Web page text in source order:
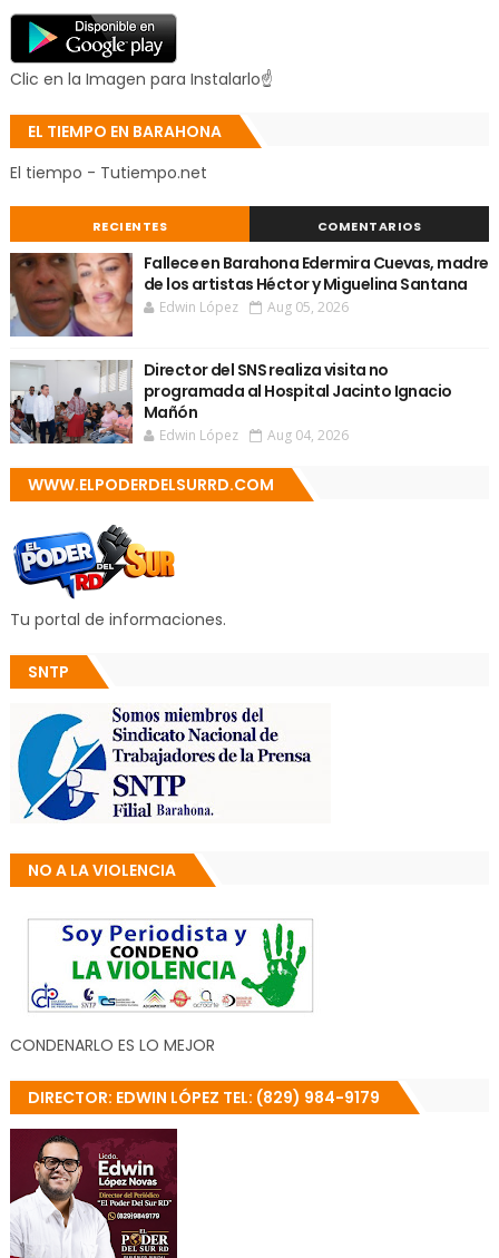
Clic en la Imagen para Instalarlo☝
EL TIEMPO EN BARAHONA
El tiempo - Tutiempo.net
RECIENTES COMENTARIOS
Fallece en Barahona Edermira Cuevas, madre
de los artistas Héctor y Miguelina Santana
Edwin López Aug 05, 2026
Director del SNS realiza visita no
programada al Hospital Jacinto Ignacio
Mañón
Edwin López Aug 04, 2026
WWW.ELPODERDELSURRD.COM
Tu portal de informaciones.
SNTP
NO A LA VIOLENCIA
CONDENARLO ES LO MEJOR
DIRECTOR: EDWIN LÓPEZ TEL: (829) 984-9179